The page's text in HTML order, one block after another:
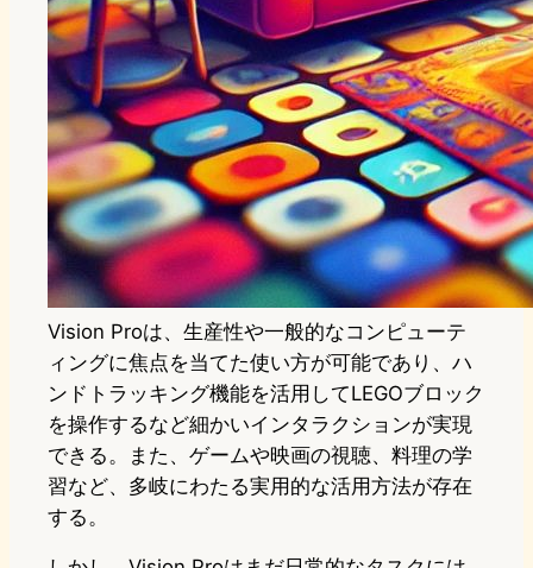
Vision Proは、生産性や一般的なコンピューテ
ィングに焦点を当てた使い方が可能であり、ハ
ンドトラッキング機能を活用してLEGOブロック
を操作するなど細かいインタラクションが実現
できる。また、ゲームや映画の視聴、料理の学
習など、多岐にわたる実用的な活用方法が存在
する。